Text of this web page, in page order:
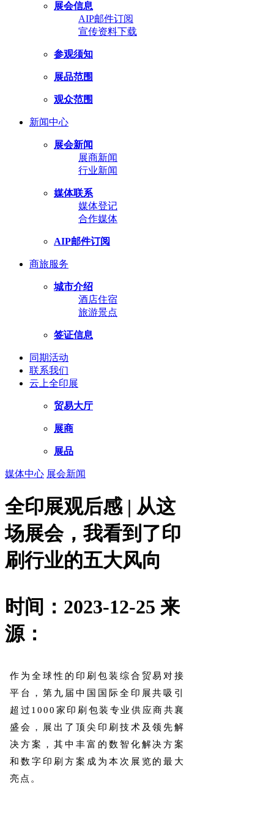
展会信息
AIP邮件订阅
宣传资料下载
参观须知
展品范围
观众范围
新闻中心
展会新闻
展商新闻
行业新闻
媒体联系
媒体登记
合作媒体
AIP邮件订阅
商旅服务
城市介绍
酒店住宿
旅游景点
签证信息
同期活动
联系我们
云上全印展
贸易大厅
展商
展品
媒体中心 展会新闻
全印展观后感 | 从这
场展会，我看到了印
刷行业的五大风向
时间：2023-12-25 来
源：
作为全球性的印刷包装综合贸易对接
平台，第九届中国国际全印展共吸引
超过1000家印刷包装专业供应商共襄
盛会，展出了顶尖印刷技术及领先解
决方案，其中丰富的数智化解决方案
和数字印刷方案成为本次展览的最大
亮点。